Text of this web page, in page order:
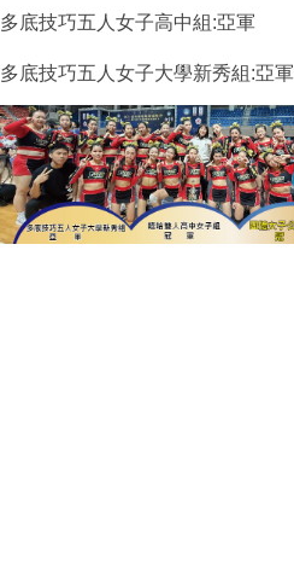
多底技巧五人女子高中組:亞軍
多底技巧五人女子大學新秀組:亞軍